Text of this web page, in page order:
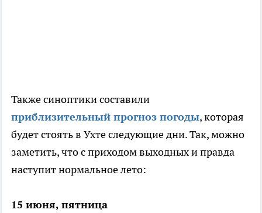
Также синоптики составили
приблизительный прогноз погоды, которая
будет стоять в Ухте следующие дни. Так, можно
заметить, что с приходом выходных и правда
наступит нормальное лето:
15 июня, пятница